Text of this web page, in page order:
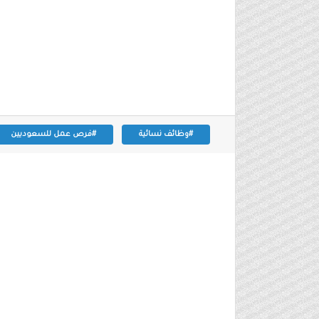
#وظائف نسائية #فرص عمل للسعوديين